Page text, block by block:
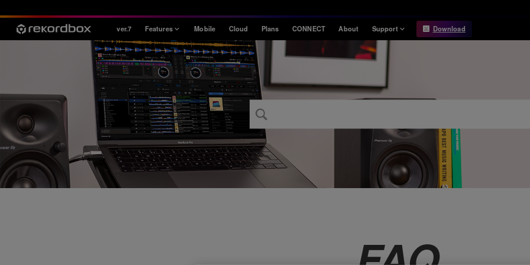
ver.7 Features
Style
House / Techno
Open Format
Mobile & Home
Professional
Mobile Cloud Plans CONNECT About Support
Information
Release Notes
Requirements
Download